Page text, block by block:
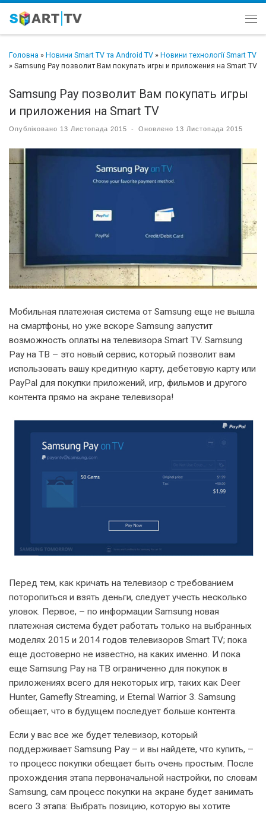
Перейти до вмісту
Головна » Новини Smart TV та Android TV » Новини технології Smart TV
» Samsung Pay позволит Вам покупать игры и приложения на Smart TV
Samsung Pay позволит Вам покупать игры
и приложения на Smart TV
Опубліковано 13 Листопада 2015 - Оновлено 13 Листопада 2015
Мобильная платежная система от Samsung еще не вышла
на смартфоны, но уже вскоре Samsung запустит
возможность оплаты на телевизора Smart TV. Samsung
Pay на ТВ – это новый сервис, который позволит вам
использовать вашу кредитную карту, дебетовую карту или
PayPal для покупки приложений, игр, фильмов и другого
контента прямо на экране телевизора!
Перед тем, как кричать на телевизор с требованием
поторопиться и взять деньги, следует учесть несколько
уловок. Первое, – по информации Samsung новая
платежная система будет работать только на выбранных
моделях 2015 и 2014 годов телевизоров Smart TV; пока
еще достоверно не известно, на каких именно. И пока
еще Samsung Pay на ТВ ограниченно для покупок в
приложениях всего для некоторых игр, таких как Deer
Hunter, Gamefly Streaming, и Eternal Warrior 3. Samsung
обещает, что в будущем последует больше контента.
Если у вас все же будет телевизор, который
поддерживает Samsung Pay – и вы найдете, что купить, –
то процесс покупки обещает быть очень простым. После
прохождения этапа первоначальной настройки, по словам
Samsung, сам процесс покупки на экране будет занимать
всего 3 этапа: Выбрать позицию, которую вы хотите